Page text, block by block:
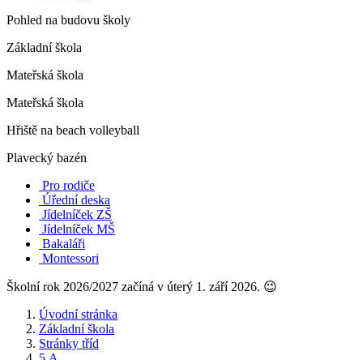
Pohled na budovu školy
Základní škola
Mateřská škola
Mateřská škola
Hřiště na beach volleyball
Plavecký bazén
Pro rodiče
Úřední deska
Jídelníček ZŠ
Jídelníček MŠ
Bakaláři
Montessori
Školní rok 2026/2027 začíná v úterý 1. září 2026. 😉
Úvodní stránka
Základní škola
Stránky tříd